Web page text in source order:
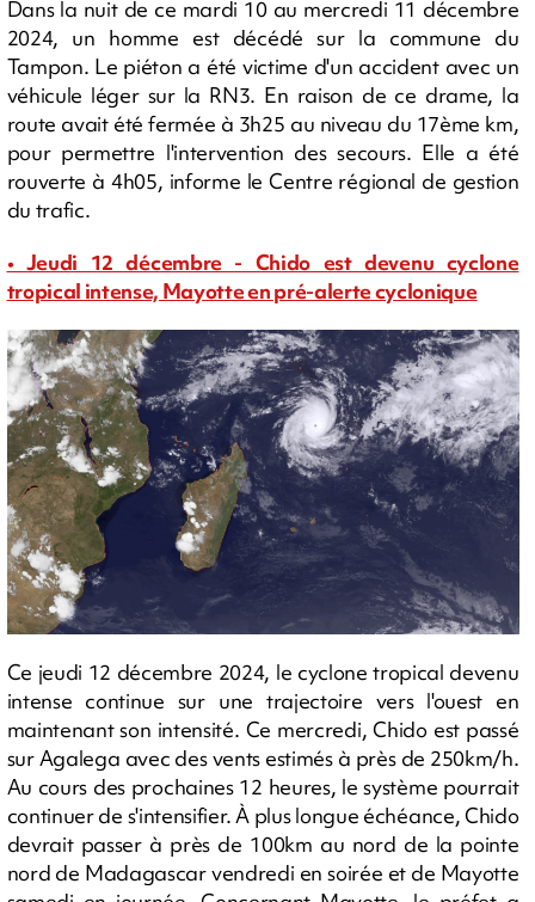
Dans la nuit de ce mardi 10 au mercredi 11 décembre
2024, un homme est décédé sur la commune du
Tampon. Le piéton a été victime d'un accident avec un
véhicule léger sur la RN3. En raison de ce drame, la
route avait été fermée à 3h25 au niveau du 17ème km,
pour permettre l'intervention des secours. Elle a été
rouverte à 4h05, informe le Centre régional de gestion
du trafic.
• Jeudi 12 décembre - Chido est devenu cyclone
tropical intense, Mayotte en pré-alerte cyclonique
Ce jeudi 12 décembre 2024, le cyclone tropical devenu
intense continue sur une trajectoire vers l'ouest en
maintenant son intensité. Ce mercredi, Chido est passé
sur Agalega avec des vents estimés à près de 250km/h.
Au cours des prochaines 12 heures, le système pourrait
continuer de s'intensifier. À plus longue échéance, Chido
devrait passer à près de 100km au nord de la pointe
nord de Madagascar vendredi en soirée et de Mayotte